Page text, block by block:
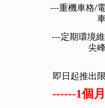
---重機車格/
---定期環境
尖
即日起推出
------1個